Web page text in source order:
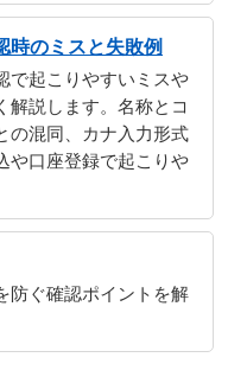
時のミスと失敗例
で起こりやすいミスや
解説します。名称とコ
の混同、カナ入力形式
や口座登録で起こりや
防ぐ確認ポイントを解